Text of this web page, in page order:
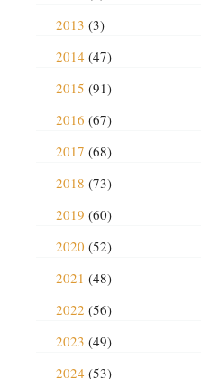
2013 (3)
2014 (47)
2015 (91)
2016 (67)
2017 (68)
2018 (73)
2019 (60)
2020 (52)
2021 (48)
2022 (56)
2023 (49)
2024 (53)